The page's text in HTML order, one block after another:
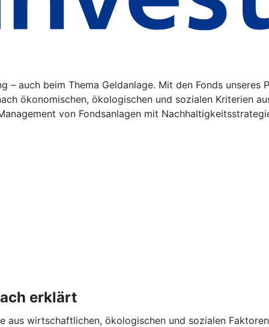
auch beim Thema Geldanlage. Mit den Fonds unseres
ökonomischen, ökologischen und sozialen Kriterien
von Fondsanlagen mit
erklärt
aus wirtschaftlichen, ökologischen und sozialen